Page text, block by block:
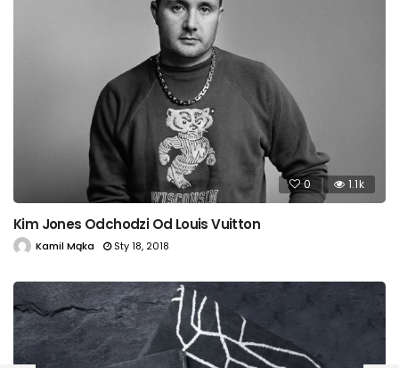
0 1.1k
Kim Jones Odchodzi Od Louis Vuitton
Kamil Mąka Sty 18, 2018